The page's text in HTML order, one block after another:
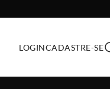
LOGINCADASTRE-SE